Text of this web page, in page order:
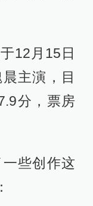
12月15日
主演，目
分，票房
些创作这